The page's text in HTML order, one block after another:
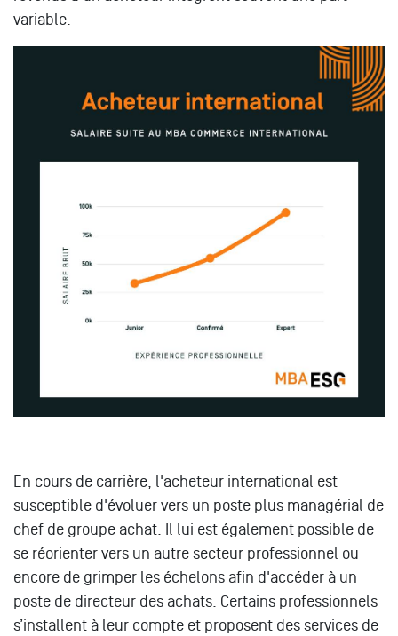
variable.
En cours de carrière, l'acheteur international est
susceptible d'évoluer vers un poste plus managérial de
chef de groupe achat. Il lui est également possible de
se réorienter vers un autre secteur professionnel ou
encore de grimper les échelons afin d'accéder à un
poste de directeur des achats. Certains professionnels
s’installent à leur compte et proposent des services de